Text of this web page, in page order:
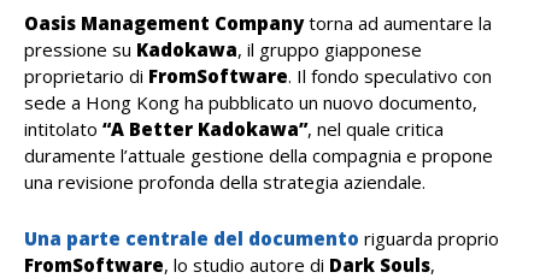
Oasis Management Companytorna ad aumentare la
pressione su Kadokawa, il gruppo giapponese
proprietario di FromSoftware. Il fondo speculativo con
sede a Hong Kong ha pubblicato un nuovo documento,
intitolato “A Better Kadokawa”, nel quale critica
duramente l’attuale gestione della compagnia e propone
una revisione profonda della strategia aziendale.
Una parte centrale del documento riguarda proprio
FromSoftware, lo studio autore di Dark Souls,